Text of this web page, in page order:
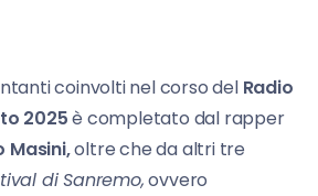
coinvolti nel corso del Radio
2025è completato dal rapper
Masini,oltre che da altri tre
di Sanremo,ovvero